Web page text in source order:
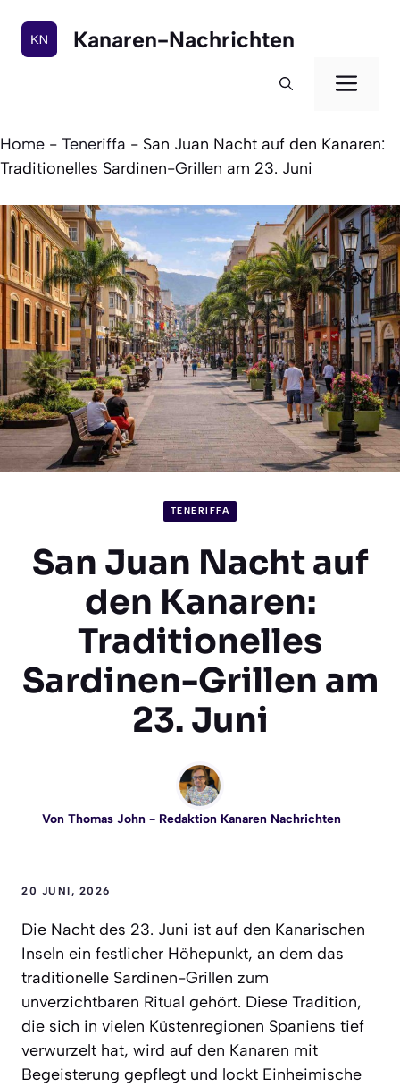
Inhalt
springen
Kanaren-Nachrichten
Home - Teneriffa - San Juan Nacht auf den Kanaren:
Traditionelles Sardinen-Grillen am 23. Juni
TENERIFFA
San Juan Nacht auf
den Kanaren:
Traditionelles
Sardinen-Grillen am
23. Juni
Von Thomas John- Redaktion Kanaren Nachrichten
20 JUNI, 2026
Die Nacht des 23. Juni ist auf den Kanarischen
Inseln ein festlicher Höhepunkt, an dem das
traditionelle Sardinen-Grillen zum
unverzichtbaren Ritual gehört. Diese Tradition,
die sich in vielen Küstenregionen Spaniens tief
verwurzelt hat, wird auf den Kanaren mit
Begeisterung gepflegt und lockt Einheimische